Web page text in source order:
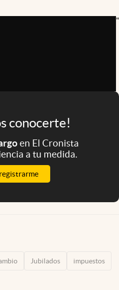
"
conocerte!
en El Cronista
a tu medida.
Jubilados impuestos